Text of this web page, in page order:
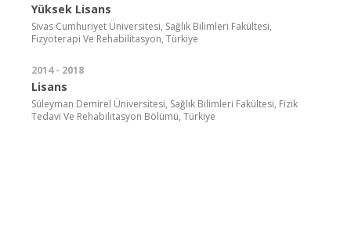
Yüksek Lisans
Sivas Cumhuriyet Üniversitesi, Sağlık Bilimleri Fakültesi,
Fizyoterapi Ve Rehabilitasyon, Türkiye
2014 - 2018
Lisans
Süleyman Demirel Üniversitesi, Sağlık Bilimleri Fakültesi, Fizik
Tedavi Ve Rehabilitasyon Bölümü, Türkiye